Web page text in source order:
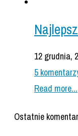
12 grudnia,
5
Read more...
Ostatnie